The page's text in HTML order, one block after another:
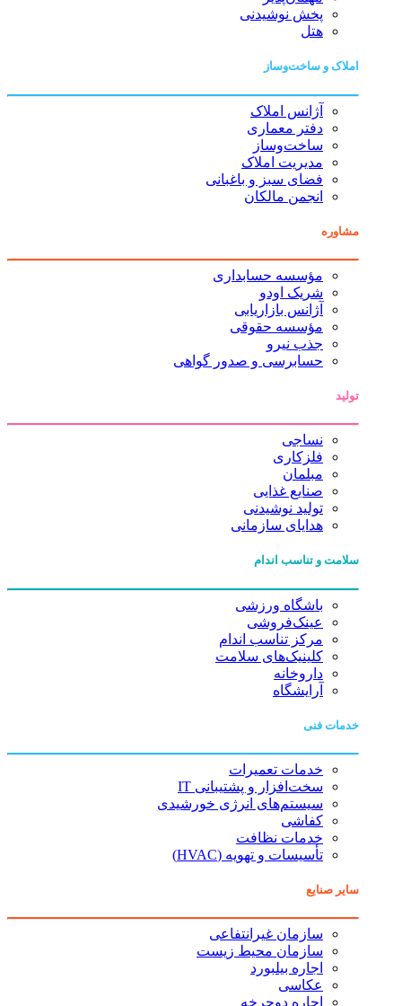
پخش نوشیدنی
هتل
املاک و ساخت‌وساز
آژانس املاک
دفتر معماری
ساخت‌وساز
مدیریت املاک
فضای سبز و باغبانی
انجمن مالکان
مشاوره
مؤسسه حسابداری
شریک اودو
آژانس بازاریابی
مؤسسه حقوقی
جذب نیرو
حسابرسی و صدور گواهی
تولید
نساجی
فلزکاری
مبلمان
صنایع غذایی
تولید نوشیدنی
هدایای سازمانی
سلامت و تناسب اندام
باشگاه ورزشی
عینک‌فروشی
مرکز تناسب اندام
کلینیک‌های سلامت
داروخانه
آرایشگاه
خدمات فنی
خدمات تعمیرات
سخت‌افزار و پشتیبانی IT
سیستم‌های انرژی خورشیدی
کفاشی
خدمات نظافت
تأسیسات و تهویه (HVAC)
سایر صنایع
سازمان غیرانتفاعی
سازمان محیط زیست
اجاره بیلبورد
عکاسی
اجاره دوچرخه